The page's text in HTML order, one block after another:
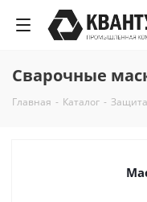
Сварочные
Главная - Каталог -